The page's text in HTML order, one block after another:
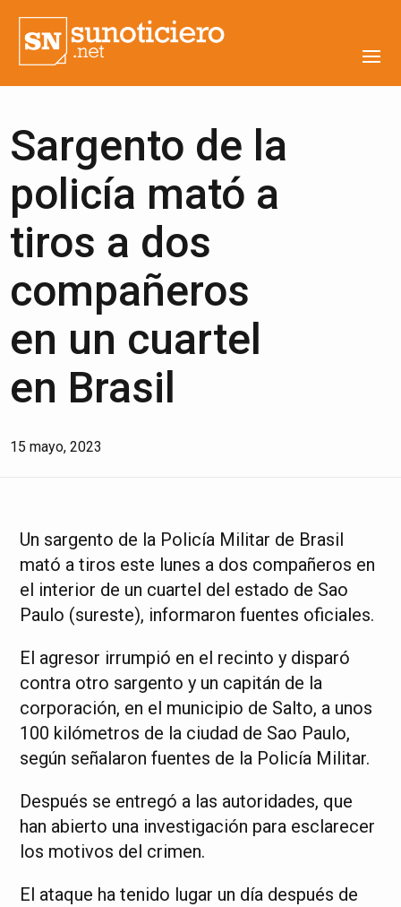
Sargento de la
policía mató a
tiros a dos
compañeros
en un cuartel
en Brasil
15 mayo, 2023
Un sargento de la Policía Militar de Brasil
mató a tiros este lunes a dos compañeros en
el interior de un cuartel del estado de Sao
Paulo (sureste), informaron fuentes oficiales.
El agresor irrumpió en el recinto y disparó
contra otro sargento y un capitán de la
corporación, en el municipio de Salto, a unos
100 kilómetros de la ciudad de Sao Paulo,
según señalaron fuentes de la Policía Militar.
Después se entregó a las autoridades, que
han abierto una investigación para esclarecer
los motivos del crimen.
El ataque ha tenido lugar un día después de